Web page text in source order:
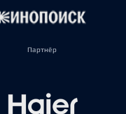
Партнёр